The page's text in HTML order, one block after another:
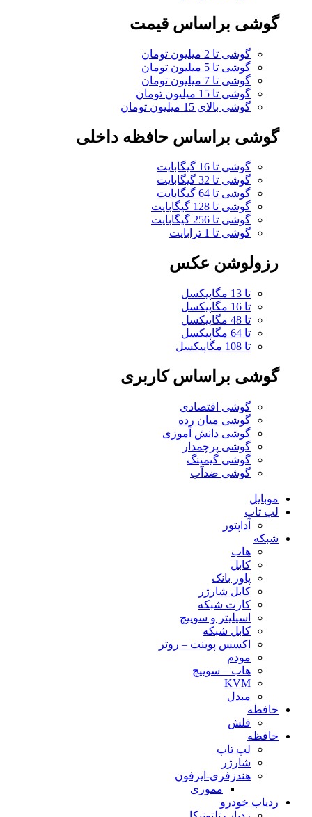
گوشی براساس قیمت
گوشی تا 2 میلیون تومان
گوشی تا 5 میلیون تومان
گوشی تا 7 میلیون تومان
گوشی تا 15 میلیون تومان
گوشی بالای 15 میلیون تومان
گوشی براساس حافظه داخلی
گوشی تا 16 گیگابایت
گوشی تا 32 گیگابایت
گوشی تا 64 گیگابایت
گوشی تا 128 گیگابایت
گوشی تا 256 گیگابایت
گوشی تا 1 ترابایت
رزولوشن عکس
تا 13 مگاپیکسل
تا 16 مگاپیکسل
تا 48 مگاپیکسل
تا 64 مگاپیکسل
تا 108 مگاپیکسل
گوشی براساس کاربری
گوشی اقتصادی
گوشی میان رده
گوشی دانش آموزی
گوشی پرچمدار
گوشی گیمینگ
گوشی ضدآب
موبایل
لپ تاپ
آداپتور
شبکه
هاب
کابل
پاور بانک
کابل شارژر
کارت شبکه
اسپلیتر و سوییچ
کابل شبکه
اکسس پوینت – روتر
مودم
هاب – سوییچ
KVM
مبدل
حافظه
فلش
حافظه
لپ تاپ
شارژر
هندزفری-ایرفون
مموری
ردیاب خودرو